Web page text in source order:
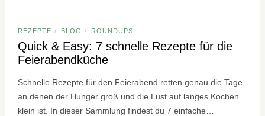
REZEPTE / BLOG / ROUNDUPS
Quick & Easy: 7 schnelle Rezepte für die
Feierabendküche
Schnelle Rezepte für den Feierabend retten genau die Tage,
an denen der Hunger groß und die Lust auf langes Kochen
klein ist. In dieser Sammlung findest du 7 einfache…